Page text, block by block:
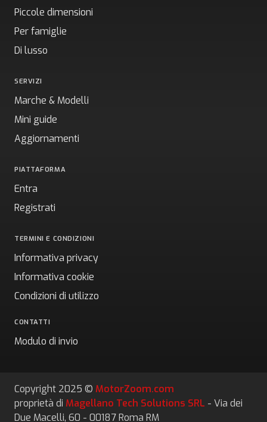
Piccole dimensioni
Per famiglie
Di lusso
SERVIZI
Marche & Modelli
Mini guide
Aggiornamenti
PIATTAFORMA
Entra
Registrati
TERMINI E CONDIZIONI
Informativa privacy
Informativa cookie
Condizioni di utilizzo
CONTATTI
Modulo di invio
Copyright 2025 © MotorZoom.com
proprietà di Magellano Tech Solutions SRL - Via dei
Due Macelli, 60 - 00187 Roma RM